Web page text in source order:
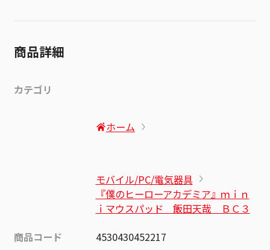
商品詳細
カテゴリ
ホーム
モバイル/PC/電気器具
『僕のヒーローアカデミア』ｍｉｎ
ｉマウスパッド 飯田天哉 ＢＣ３
商品コード
4530430452217